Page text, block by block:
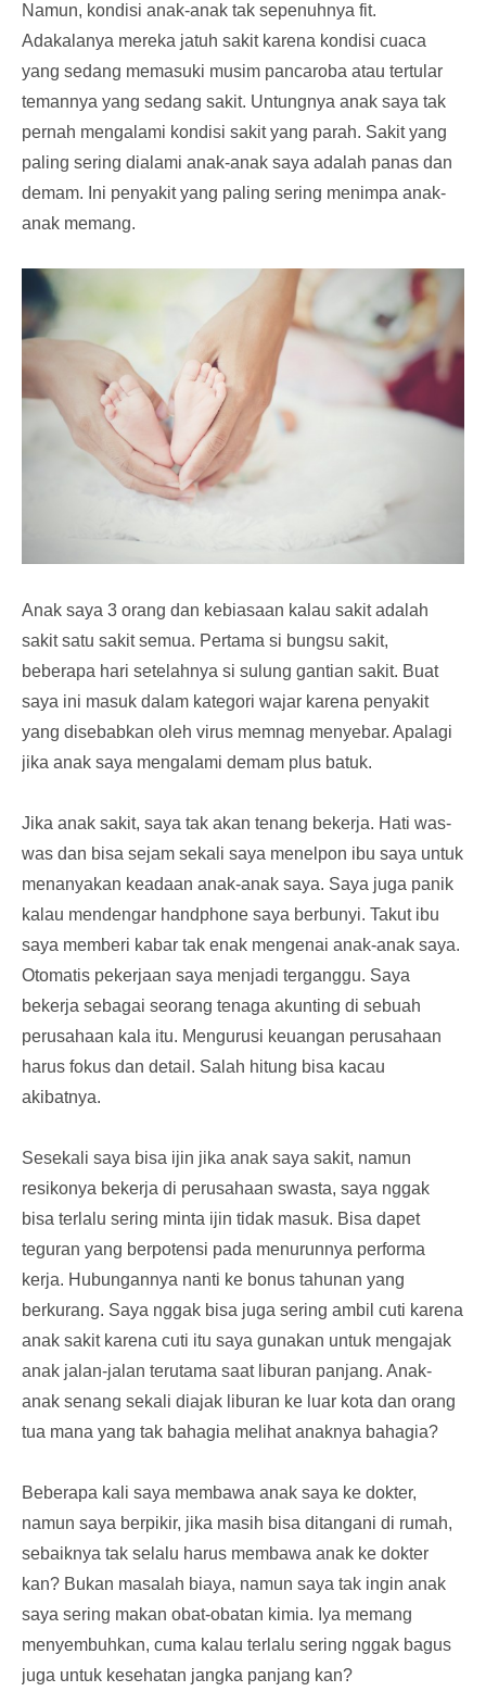
Namun, kondisi anak-anak tak sepenuhnya fit.
Adakalanya mereka jatuh sakit karena kondisi cuaca
yang sedang memasuki musim pancaroba atau tertular
temannya yang sedang sakit. Untungnya anak saya tak
pernah mengalami kondisi sakit yang parah. Sakit yang
paling sering dialami anak-anak saya adalah panas dan
demam. Ini penyakit yang paling sering menimpa anak-
anak memang.
Anak saya 3 orang dan kebiasaan kalau sakit adalah
sakit satu sakit semua. Pertama si bungsu sakit,
beberapa hari setelahnya si sulung gantian sakit. Buat
saya ini masuk dalam kategori wajar karena penyakit
yang disebabkan oleh virus memnag menyebar. Apalagi
jika anak saya mengalami demam plus batuk.
Jika anak sakit, saya tak akan tenang bekerja. Hati was-
was dan bisa sejam sekali saya menelpon ibu saya untuk
menanyakan keadaan anak-anak saya. Saya juga panik
kalau mendengar handphone saya berbunyi. Takut ibu
saya memberi kabar tak enak mengenai anak-anak saya.
Otomatis pekerjaan saya menjadi terganggu. Saya
bekerja sebagai seorang tenaga akunting di sebuah
perusahaan kala itu. Mengurusi keuangan perusahaan
harus fokus dan detail. Salah hitung bisa kacau
akibatnya.
Sesekali saya bisa ijin jika anak saya sakit, namun
resikonya bekerja di perusahaan swasta, saya nggak
bisa terlalu sering minta ijin tidak masuk. Bisa dapet
teguran yang berpotensi pada menurunnya performa
kerja. Hubungannya nanti ke bonus tahunan yang
berkurang. Saya nggak bisa juga sering ambil cuti karena
anak sakit karena cuti itu saya gunakan untuk mengajak
anak jalan-jalan terutama saat liburan panjang. Anak-
anak senang sekali diajak liburan ke luar kota dan orang
tua mana yang tak bahagia melihat anaknya bahagia?
Beberapa kali saya membawa anak saya ke dokter,
namun saya berpikir, jika masih bisa ditangani di rumah,
sebaiknya tak selalu harus membawa anak ke dokter
kan? Bukan masalah biaya, namun saya tak ingin anak
saya sering makan obat-obatan kimia. Iya memang
menyembuhkan, cuma kalau terlalu sering nggak bagus
juga untuk kesehatan jangka panjang kan?